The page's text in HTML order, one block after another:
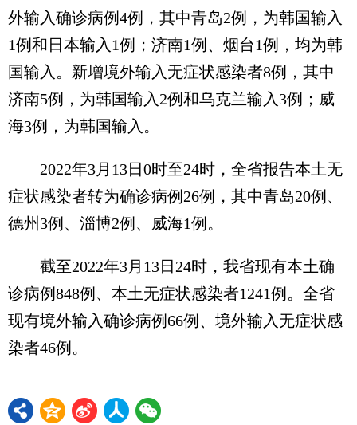
外输入确诊病例4例，其中青岛2例，为韩国输入
1例和日本输入1例；济南1例、烟台1例，均为韩
国输入。新增境外输入无症状感染者8例，其中
济南5例，为韩国输入2例和乌克兰输入3例；威
海3例，为韩国输入。
2022年3月13日0时至24时，全省报告本土无
症状感染者转为确诊病例26例，其中青岛20例、
德州3例、淄博2例、威海1例。
截至2022年3月13日24时，我省现有本土确
诊病例848例、本土无症状感染者1241例。全省
现有境外输入确诊病例66例、境外输入无症状感
染者46例。